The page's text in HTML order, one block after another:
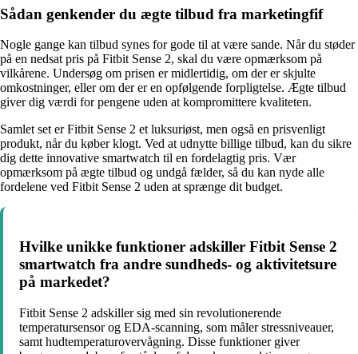
Sådan genkender du ægte tilbud fra marketingfif
Nogle gange kan tilbud synes for gode til at være sande. Når du støder
på en nedsat pris på Fitbit Sense 2, skal du være opmærksom på
vilkårene. Undersøg om prisen er midlertidig, om der er skjulte
omkostninger, eller om der er en opfølgende forpligtelse. Ægte tilbud
giver dig værdi for pengene uden at kompromittere kvaliteten.
Samlet set er Fitbit Sense 2 et luksuriøst, men også en prisvenligt
produkt, når du køber klogt. Ved at udnytte billige tilbud, kan du sikre
dig dette innovative smartwatch til en fordelagtig pris. Vær
opmærksom på ægte tilbud og undgå fælder, så du kan nyde alle
fordelene ved Fitbit Sense 2 uden at sprænge dit budget.
Hvilke unikke funktioner adskiller Fitbit Sense 2
smartwatch fra andre sundheds- og aktivitetsure
på markedet?
Fitbit Sense 2 adskiller sig med sin revolutionerende
temperatursensor og EDA-scanning, som måler stressniveauer,
samt hudtemperaturovervågning. Disse funktioner giver